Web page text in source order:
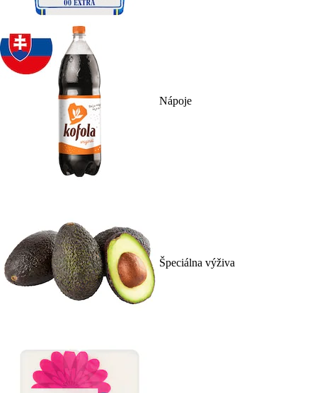
Nápoje
Špeciálna výživa